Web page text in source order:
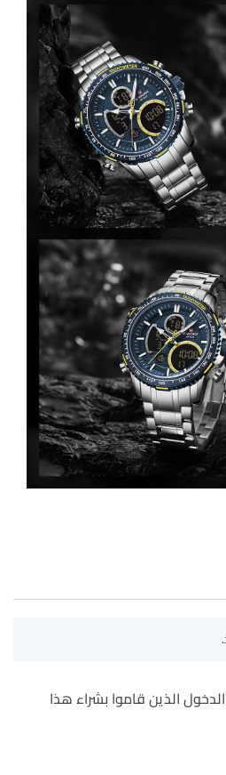
الذين قاموا بشراء هذا